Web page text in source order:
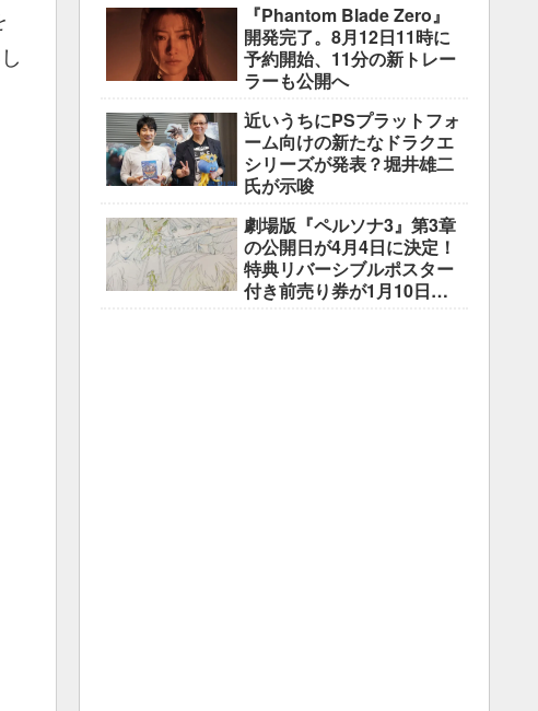
『Phantom Blade Zero』
開発完了。8月12日11時に
予約開始、11分の新トレー
ラーも公開へ
近いうちにPSプラットフォ
ーム向けの新たなドラクエ
シリーズが発表？堀井雄二
氏が示唆
劇場版『ペルソナ3』第3章
の公開日が4月4日に決定！
特典リバーシブルポスター
付き前売り券が1月10日よ